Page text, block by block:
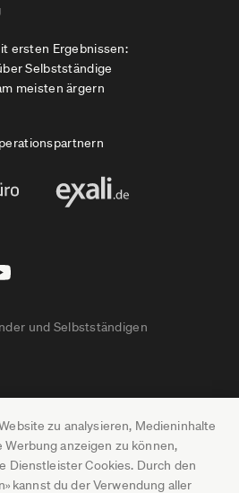
zu analysieren, Medieninhalte
anzeigen zu können,
Dienstleister Cookies. Durch den
kannst du der Verwendung aller
ersten Ergebnissen:
Selbstständige
meisten ärgern
und Selbstständigen